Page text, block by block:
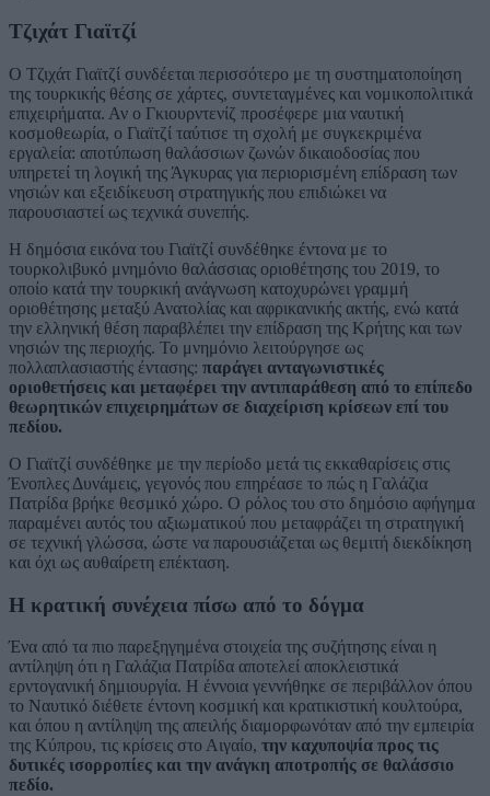
Τζιχάτ Γιαϊτζί
Ο Τζιχάτ Γιαϊτζί συνδέεται περισσότερο με τη συστηματοποίηση
της τουρκικής θέσης σε χάρτες, συντεταγμένες και νομικοπολιτικά
επιχειρήματα. Αν ο Γκιουρντενίζ προσέφερε μια ναυτική
κοσμοθεωρία, ο Γιαϊτζί ταύτισε τη σχολή με συγκεκριμένα
εργαλεία: αποτύπωση θαλάσσιων ζωνών δικαιοδοσίας που
υπηρετεί τη λογική της Άγκυρας για περιορισμένη επίδραση των
νησιών και εξειδίκευση στρατηγικής που επιδιώκει να
παρουσιαστεί ως τεχνικά συνεπής.
Η δημόσια εικόνα του Γιαϊτζί συνδέθηκε έντονα με το
τουρκολιβυκό μνημόνιο θαλάσσιας οριοθέτησης του 2019, το
οποίο κατά την τουρκική ανάγνωση κατοχυρώνει γραμμή
οριοθέτησης μεταξύ Ανατολίας και αφρικανικής ακτής, ενώ κατά
την ελληνική θέση παραβλέπει την επίδραση της Κρήτης και των
νησιών της περιοχής. Το μνημόνιο λειτούργησε ως
πολλαπλασιαστής έντασης: παράγει ανταγωνιστικές
οριοθετήσεις και μεταφέρει την αντιπαράθεση από το επίπεδο
θεωρητικών επιχειρημάτων σε διαχείριση κρίσεων επί του
πεδίου.
Ο Γιαϊτζί συνδέθηκε με την περίοδο μετά τις εκκαθαρίσεις στις
Ένοπλες Δυνάμεις, γεγονός που επηρέασε το πώς η Γαλάζια
Πατρίδα βρήκε θεσμικό χώρο. Ο ρόλος του στο δημόσιο αφήγημα
παραμένει αυτός του αξιωματικού που μεταφράζει τη στρατηγική
σε τεχνική γλώσσα, ώστε να παρουσιάζεται ως θεμιτή διεκδίκηση
και όχι ως αυθαίρετη επέκταση.
Η κρατική συνέχεια πίσω από το δόγμα
Ένα από τα πιο παρεξηγημένα στοιχεία της συζήτησης είναι η
αντίληψη ότι η Γαλάζια Πατρίδα αποτελεί αποκλειστικά
ερντογανική δημιουργία. Η έννοια γεννήθηκε σε περιβάλλον όπου
το Ναυτικό διέθετε έντονη κοσμική και κρατικιστική κουλτούρα,
και όπου η αντίληψη της απειλής διαμορφωνόταν από την εμπειρία
της Κύπρου, τις κρίσεις στο Αιγαίο, την καχυποψία προς τις
δυτικές ισορροπίες και την ανάγκη αποτροπής σε θαλάσσιο
πεδίο.